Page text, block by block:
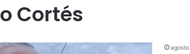
Cortés